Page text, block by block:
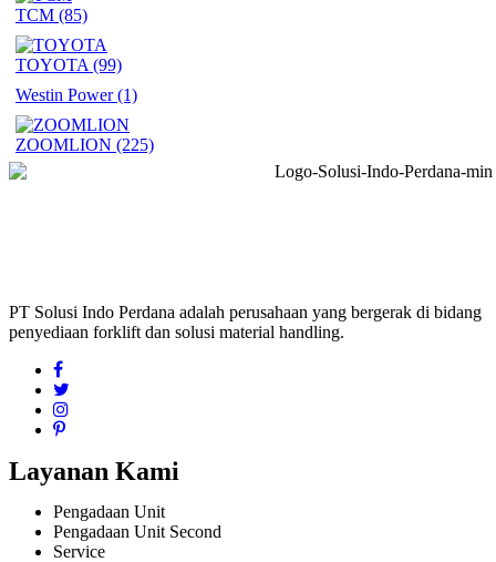
TCM (85)
TOYOTA (99)
Westin Power(1)
ZOOMLION (225)
PT Solusi Indo Perdana adalah perusahaan yang bergerak di bidang
penyediaan forklift dan solusi material handling.
Layanan Kami
Pengadaan Unit
Pengadaan Unit Second
Service